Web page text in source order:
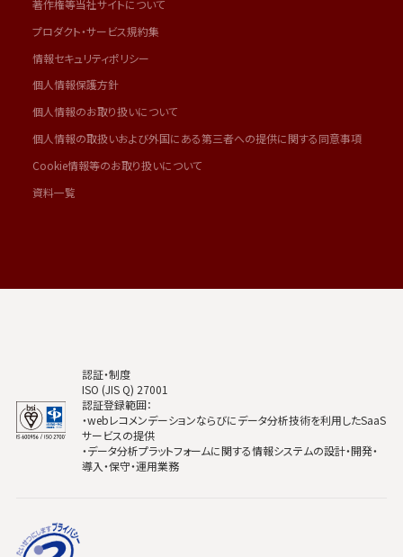
著作権等当社サイトについて
プロダクト・サービス規約集
情報セキュリティポリシー
個人情報保護方針
個人情報のお取り扱いについて
個人情報の取扱いおよび外国にある第三者への提供に関する同意事項
Cookie情報等のお取り扱いについて
資料一覧
認証・制度
ISO (JIS Q) 27001
認証登録範囲：
・webレコメンデーションならびにデータ分析技術を利用したSaaS
サービスの提供
・データ分析プラットフォームに関する情報システムの設計・開発・
導入・保守・運用業務